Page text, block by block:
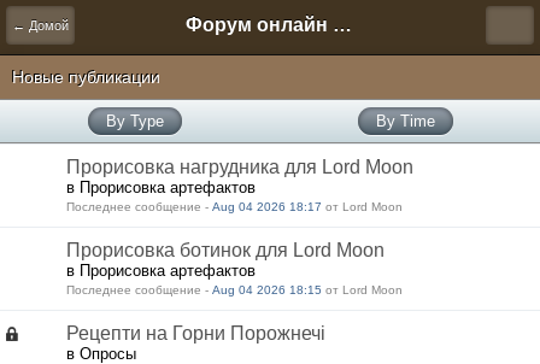
← Домой Форум онлайн игры "Новая Эра" (Нюра Биз)
Новые публикации
By Type By Time
Прорисовка нагрудника для Lord Moon
в Прорисовка артефактов
Последнее сообщение - Aug 04 2026 18:17 от Lord Moon
Прорисовка ботинок для Lord Moon
в Прорисовка артефактов
Последнее сообщение - Aug 04 2026 18:15 от Lord Moon
Рецепти на Горни Порожнечі
в Опросы